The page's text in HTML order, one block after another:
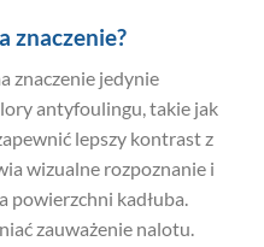
znaczenie?
znaczenie jedynie
antyfoulingu, takie jak
lepszy kontrast z
wizualne rozpoznanie i
powierzchni kadłuba.
zauważenie nalotu.